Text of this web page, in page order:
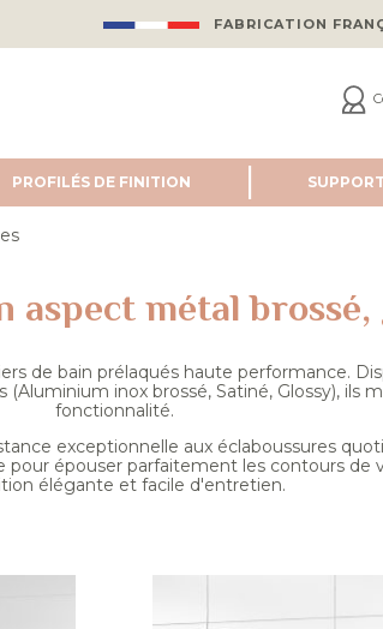
FABRICATION
PROFILÉS DE FINITION
aspect métal
de bain prélaqués haute performance.
inox brossé, Satiné, Glossy), ils
fonctionnalité.
exceptionnelle aux éclaboussures
pour épouser parfaitement les contours de
élégante et facile d'entretien.